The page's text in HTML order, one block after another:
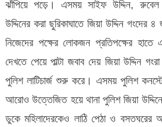
ঝাঁপিয়ে পড়ে। এসময় সাইফ উদ্দিন, রুবেল
উদ্দিনের করা ছুরিকাঘাতে জিয়া উদ্দিন
নিজেদের পক্ষের লোকজন প্রতিপক্ষের
দেখতে পেয়ে পাল্টা জবাব দেয় জিয়া উদ্দিন
পুলিশ লাটিচার্জ শুরু করে। এসময় পুলিশ
আরোও উত্তেজিত হয়ে থানা পুলিশ জিয়া
ডুকে মহিলাদেরকেও লাঠি পেঠা ও বসতঘরের